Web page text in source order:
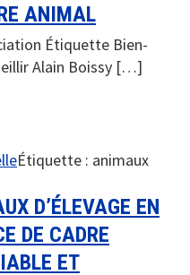
ANIMAL
Étiquette Bien-
Alain Boissy […]
Étiquette : animaux
D’ÉLEVAGE EN
DE CADRE
ET